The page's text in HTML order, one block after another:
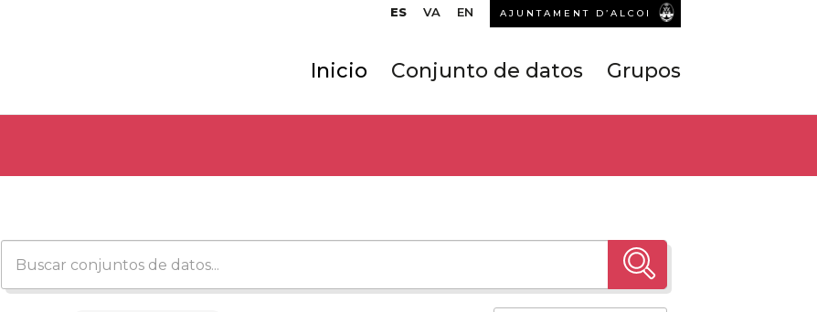
ES VA EN AJUNTAMENT D’ALCOI
Inicio Conjunto de datos Grupos